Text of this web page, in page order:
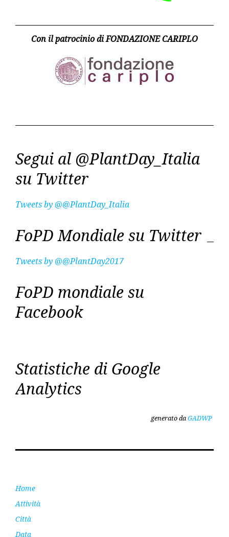
Con il patrocinio di FONDAZIONE CARIPLO
Segui al @PlantDay_Italia
su Twitter
Tweets by @@PlantDay_Italia
FoPD Mondiale su Twitter
Tweets by @@PlantDay2017
FoPD mondiale su
Facebook
Statistiche di Google
Analytics
generato daGADWP
Home
Attività
Città
Data